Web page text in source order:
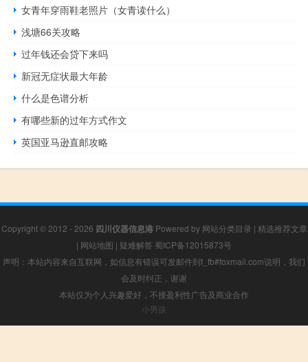
女青年穿雨鞋老照片（女青读什么）
浅塘66关攻略
过年钱还会贷下来吗
新冠无症状最大年龄
什么是色谱分析
有哪些新的过年方式作文
英国亚马逊直邮攻略
Copyright © 2012 - 2026 四川仪器信息港Powered by 网站分类目录 | 精选推荐文章
| 网站地图 | 疑难解答 蜀ICP备12015873号
声明：本站内容来自互联网，如信息有错误可发邮件到f_fb#foxmail.com说明，我们
会及时纠正，谢谢
本站仅为个人兴趣爱好，不接盈利性广告及商业合作
小男孩